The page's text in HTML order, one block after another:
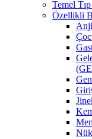
Temel
Özellikli